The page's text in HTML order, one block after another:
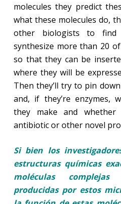
molecules they predict
what these molecules do,
other biologists to
synthesize more than 20
so that they can be
where they will be
Then they’ll try to pin
and, if they’re enzymes,
they make and whether
antibiotic or other novel
Si bien los
estructuras químicas
moléculas complejas
producidas por estos